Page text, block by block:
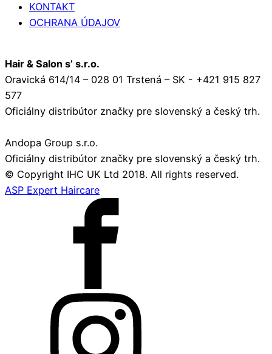
KONTAKT
OCHRANA ÚDAJOV
Hair & Salon s’ s.r.o.
Oravická 614/14 – 028 01 Trstená – SK - +421 915 827
577
Oficiálny distribútor značky pre slovenský a český trh.
Andopa Group s.r.o.
Oficiálny distribútor značky pre slovenský a český trh.
© Copyright IHC UK Ltd 2018. All rights reserved.
ASP Expert Haircare